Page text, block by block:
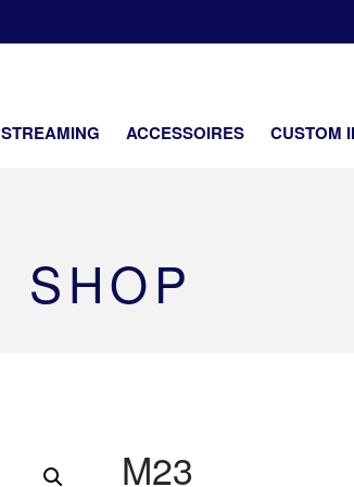
STREAMING ACCESSOIRES CUSTOM
SHOP
M23